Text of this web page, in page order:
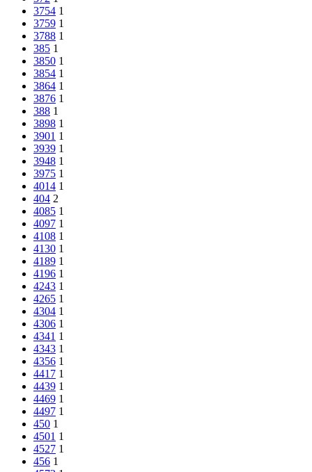
3754 1
3759 1
3788 1
385 1
3850 1
3854 1
3864 1
3876 1
388 1
3898 1
3901 1
3939 1
3948 1
3975 1
4014 1
404 2
4085 1
4097 1
4108 1
4130 1
4189 1
4196 1
4243 1
4265 1
4304 1
4306 1
4341 1
4343 1
4356 1
4417 1
4439 1
4469 1
4497 1
450 1
4501 1
4527 1
456 1